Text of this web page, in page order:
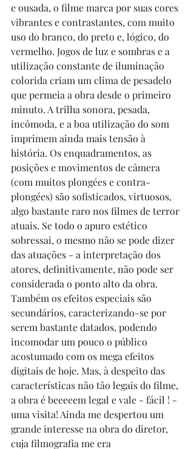
e ousada, o filme marca por suas cores
vibrantes e contrastantes, com muito
uso do branco, do preto e, lógico, do
vermelho. Jogos de luz e sombras e a
utilização constante de iluminação
colorida criam um clima de pesadelo
que permeia a obra desde o primeiro
minuto. A trilha sonora, pesada,
incômoda, e a boa utilização do som
imprimem ainda mais tensão à
história. Os enquadramentos, as
posições e movimentos de câmera
(com muitos plongées e contra-
plongées) são sofisticados, virtuosos,
algo bastante raro nos filmes de terror
atuais. Se todo o apuro estético
sobressai, o mesmo não se pode dizer
das atuações - a interpretação dos
atores, definitivamente, não pode ser
considerada o ponto alto da obra.
Também os efeitos especiais são
secundários, caracterizando-se por
serem bastante datados, podendo
incomodar um pouco o público
acostumado com os mega efeitos
digitais de hoje. Mas, à despeito das
características não tão legais do filme,
a obra é beeeeem legal e vale - fácil ! -
uma visita! Ainda me despertou um
grande interesse na obra do diretor,
cuja filmografia me era